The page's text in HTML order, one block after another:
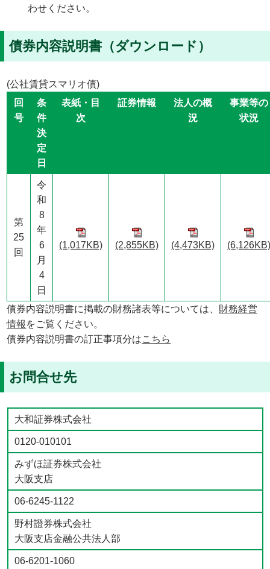
わせください。
債券内容説明書（ダウンロード）
(公社賃貸スマリオ債)
回
号
条
件
決
定
日
表紙・目
次
証券情報
法人の概
況
事業等の
状況
第
25
回
令
和
8
年
6
月
4
日
(1,017KB) (2,855KB) (4,473KB)
債券内容説明書に掲載の財務諸表等については、 財務経営
情報 をご覧ください。
債券内容説明書の訂正事項分はこちら
お問合せ先
大和証券株式会社
0120-010101
みずほ証券株式会社
大阪支店
06-6245-1122
野村證券株式会社
大阪支店金融公共法人部
06-6201-1060